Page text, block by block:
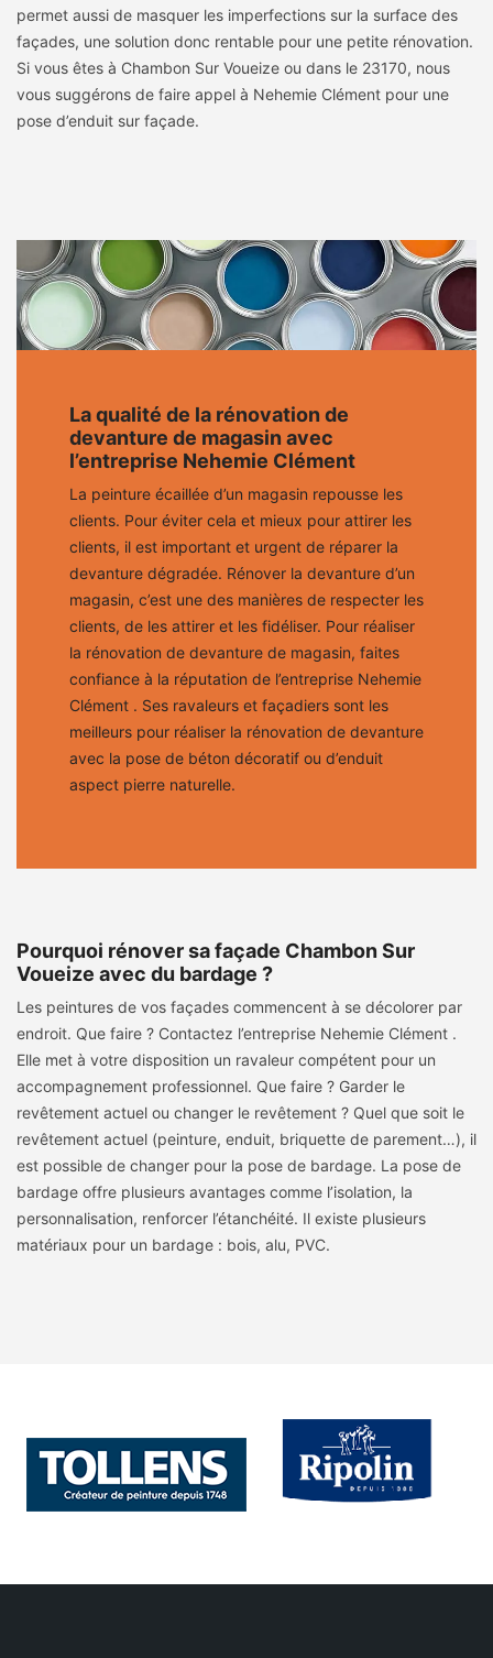
permet aussi de masquer les imperfections sur la surface des
façades, une solution donc rentable pour une petite rénovation.
Si vous êtes à Chambon Sur Voueize ou dans le 23170, nous
vous suggérons de faire appel à Nehemie Clément pour une
pose d’enduit sur façade.
La qualité de la rénovation de
devanture de magasin avec
l’entreprise Nehemie Clément
La peinture écaillée d’un magasin repousse les
clients. Pour éviter cela et mieux pour attirer les
clients, il est important et urgent de réparer la
devanture dégradée. Rénover la devanture d’un
magasin, c’est une des manières de respecter les
clients, de les attirer et les fidéliser. Pour réaliser
la rénovation de devanture de magasin, faites
confiance à la réputation de l’entreprise Nehemie
Clément . Ses ravaleurs et façadiers sont les
meilleurs pour réaliser la rénovation de devanture
avec la pose de béton décoratif ou d’enduit
aspect pierre naturelle.
Pourquoi rénover sa façade Chambon Sur
Voueize avec du bardage ?
Les peintures de vos façades commencent à se décolorer par
endroit. Que faire ? Contactez l’entreprise Nehemie Clément .
Elle met à votre disposition un ravaleur compétent pour un
accompagnement professionnel. Que faire ? Garder le
revêtement actuel ou changer le revêtement ? Quel que soit le
revêtement actuel (peinture, enduit, briquette de parement…), il
est possible de changer pour la pose de bardage. La pose de
bardage offre plusieurs avantages comme l’isolation, la
personnalisation, renforcer l’étanchéité. Il existe plusieurs
matériaux pour un bardage : bois, alu, PVC.